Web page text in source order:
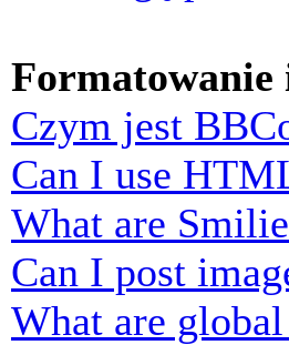
Czym jest
Can I use
What are
Can I post
What are